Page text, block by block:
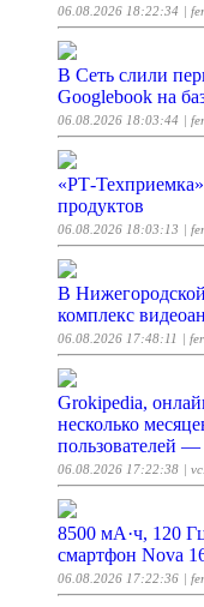
06.08.2026 18:22:34 |
В Сеть слили
Googlebook на
06.08.2026 18:03:44 |
«РТ-
продуктов
06.08.2026 18:03:13 |
В
комплекс
06.08.2026 17:48:11 |
Grokipedia,
несколько
пользователей
06.08.2026 17:22:38 |
8500 мА·ч, 120
смартфон Nova
06.08.2026 17:22:36 |